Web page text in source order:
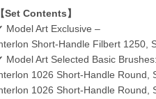
【Set Contents】
Model Art Exclusive –
Short-Handle Filbert 1250,
Model Art Selected Basic Brushes:
1026 Short-Handle Round,
1026 Short-Handle Round,